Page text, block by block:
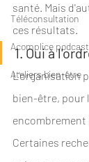
Téléconsultation
Acomplice podcast
Ateliers bien-être
santé. Mais
ces résultats.
1. Oui à
L'organisation
bien-être, pour
Certaines